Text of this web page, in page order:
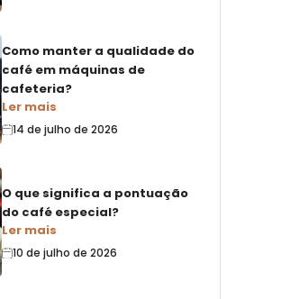
Como manter a qualidade do
café em máquinas de
cafeteria?
Ler mais
14 de julho de 2026
O que significa a pontuação
do café especial?
Ler mais
10 de julho de 2026